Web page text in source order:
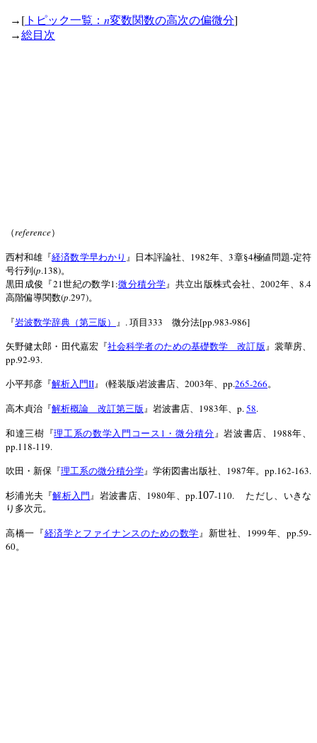
→ [ トピック一覧： n変数関数の高次の偏微分]
→総目次
（reference）
西村和雄『経済数学早わかり 』日本評論社、 1982年、3章§4極値問題-定符
号行列 (p.138)。
黒田成俊『21世紀の数学1:微分積分学』共立出版株式会社、 2002年、8.4
高階偏導関数(p.297)。
『岩波数学辞典（第三版） 』 . 項目 333 微分法[pp.983-986]
矢野健太郎・田代嘉宏『社会科学者のための基礎数学 改訂版』裳華房、
pp.92-93.
小平邦彦『解析入門II』 (軽装版)岩波書店、 2003年、 pp.265-266。
高木貞治『解析概論 改訂第三版』岩波書店、 1983年、 p.58.
和達三樹『理工系の数学入門コース 1 ・微分積分』岩波書店、 1988年、
pp.118-119.
吹田・新保『理工系の微分積分学』学術図書出版社、 1987年。 pp.162-163.
杉浦光夫『解析入門 』岩波書店、 1980年、 pp.107-110.
ただし、いきな
り多次元。
高橋一『経済学とファイナンスのための数学』新世社、 1999年、pp.59-
60。